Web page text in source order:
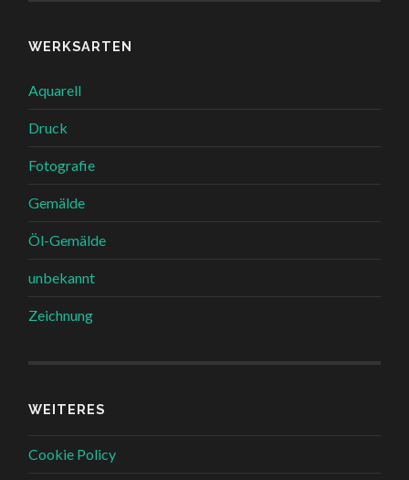
WERKSARTEN
Aquarell
Druck
Fotografie
Gemälde
Öl-Gemälde
unbekannt
Zeichnung
WEITERES
Cookie Policy